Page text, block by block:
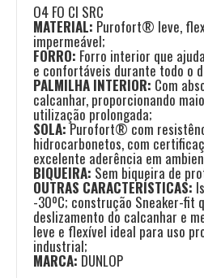
O4 FO CI SRC
MATERIAL: Purofort® leve,
impermeável;
FORRO: Forro interior que
e confortáveis durante todo o
PALMILHA INTERIOR: Com
calcanhar, proporcionando
utilização prolongada;
SOLA:Purofort® com
hidrocarbonetos, com
excelente aderência em
BIQUEIRA: Sem biqueira de
OUTRAS CARACTERÍSTICAS:
-30ºC; construção Sneaker-fit
deslizamento do calcanhar e
leve e flexível ideal para uso
industrial;
MARCA: DUNLOP